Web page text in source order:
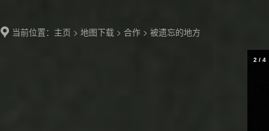
当前位置： 主页 > 地图下载 > 合作 > 被遗忘的地方
2 / 4